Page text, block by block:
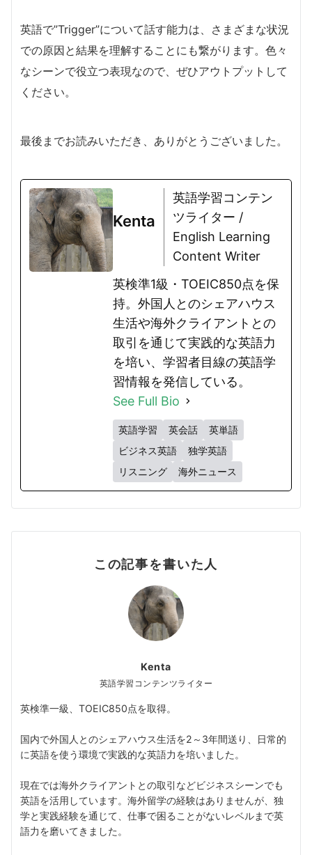
英語で”Trigger”について話す能力は、さまざまな状況
での原因と結果を理解することにも繋がります。色々
なシーンで役立つ表現なので、ぜひアウトプットして
ください。
最後までお読みいただき、ありがとうございました。
Kenta
英語学習コンテン
ツライター /
English Learning
Content Writer
英検準1級・TOEIC850点を保
持。外国人とのシェアハウス
生活や海外クライアントとの
取引を通じて実践的な英語力
を培い、学習者目線の英語学
習情報を発信している。
See Full Bio
英語学習 英会話
英単語
ビジネス英語
独学英語
リスニング
海外ニュース
この記事を書いた人
Kenta
英語学習コンテンツライター
英検準一級、TOEIC850点を取得。
国内で外国人とのシェアハウス生活を2～3年間送り、日常的
に英語を使う環境で実践的な英語力を培いました。
現在では海外クライアントとの取引などビジネスシーンでも
英語を活用しています。海外留学の経験はありませんが、独
学と実践経験を通じて、仕事で困ることがないレベルまで英
語力を磨いてきました。